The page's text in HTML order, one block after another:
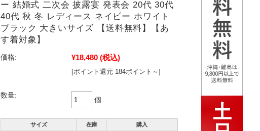
ー 結婚式 二次会 披露宴 発表会 20代 30代
40代 秋 冬 レディース ネイビー ホワイト
ブラック 大きいサイズ 【送料無料】【あ
す着対象】
価格: ¥18,480 (税込)
[ポイント還元 184ポイント～]
数量:
個
サイズ 在庫 購入